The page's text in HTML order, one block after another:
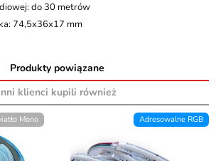
do 30 metrów
74,5x36x17 mm
Produkty powiązane
klienci kupili również
Mono Adresowalne RGB